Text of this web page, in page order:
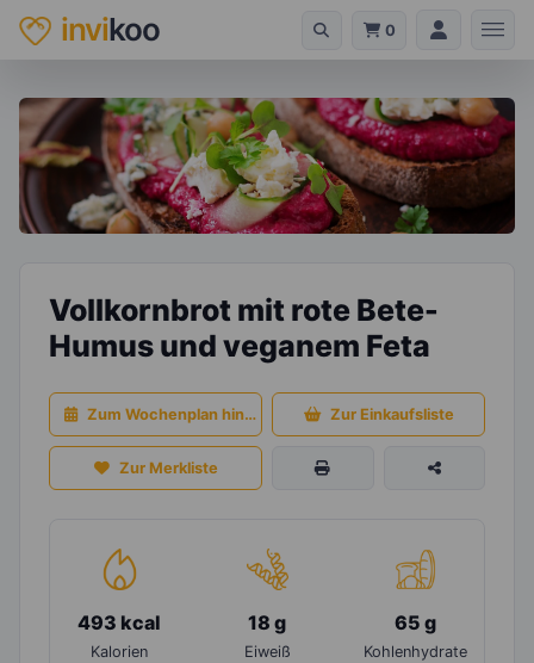
invikoo 0
Vollkornbrot mit rote Bete-
Humus und veganem Feta
Zum Wochenplan hinzufügen Zur Einkaufsliste
Zur Merkliste
493 kcal
Kalorien
18 g
Eiweiß
65 g
Kohlenhydrate